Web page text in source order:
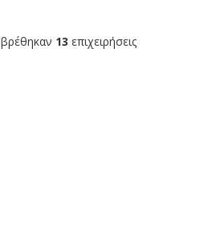
βρέθηκαν 13 επιχειρήσεις